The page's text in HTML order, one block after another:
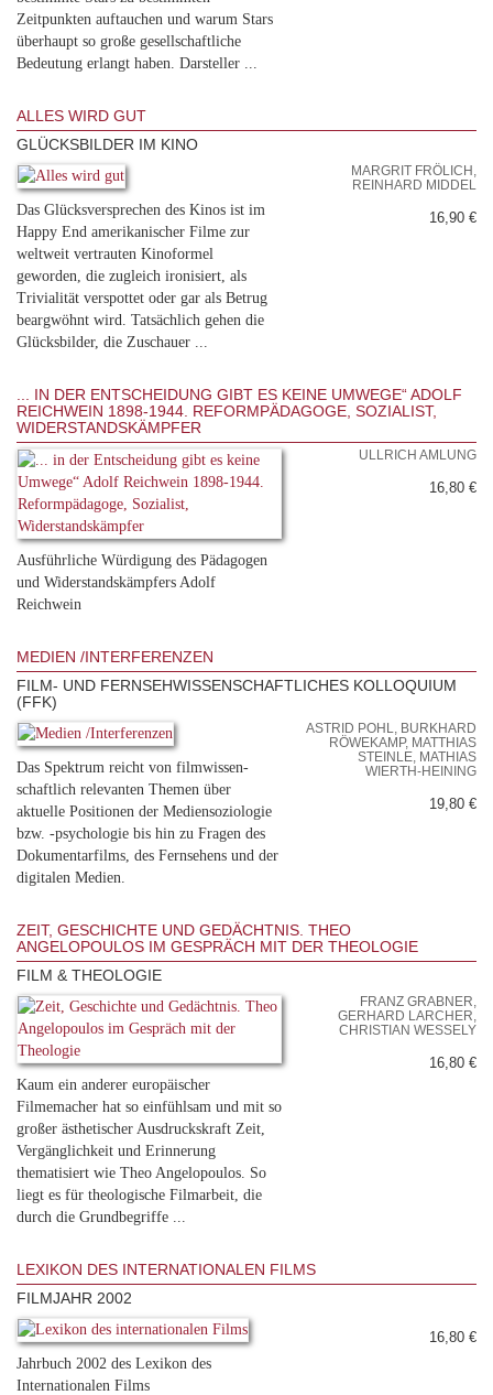
Zeitpunkten auftauchen und warum Stars
überhaupt so große gesellschaftliche
Bedeutung erlangt haben. Darsteller ...
ALLES WIRD GUT
GLÜCKSBILDER IM KINO
Das Glücksversprechen des Kinos ist im
Happy End amerikanischer Filme zur
weltweit vertrauten Kinoformel
geworden, die zugleich ironisiert, als
Trivialität verspottet oder gar als Betrug
beargwöhnt wird. Tatsächlich gehen die
Glücksbilder, die Zuschauer ...
MARGRIT FRÖLICH,
REINHARD MIDDEL
16,90 €
... IN DER ENTSCHEIDUNG GIBT ES KEINE UMWEGE“ ADOLF
REICHWEIN 1898-1944. REFORMPÄDAGOGE, SOZIALIST,
WIDERSTANDSKÄMPFER
Ausführliche Würdigung des Pädagogen
und Widerstandskämpfers Adolf
Reichwein
ULLRICH AMLUNG
16,80 €
MEDIEN /INTERFERENZEN
FILM- UND FERNSEHWISSENSCHAFTLICHES KOLLOQUIUM
(FFK)
Das Spektrum reicht von filmwissen-
schaftlich relevanten Themen über
aktuelle Positionen der Mediensoziologie
bzw. -psychologie bis hin zu Fragen des
Dokumentarfilms, des Fernsehens und der
digitalen Medien.
ASTRID POHL, BURKHARD
RÖWEKAMP, MATTHIAS
STEINLE, MATHIAS
WIERTH-HEINING
19,80 €
ZEIT, GESCHICHTE UND GEDÄCHTNIS. THEO
ANGELOPOULOS IM GESPRÄCH MIT DER THEOLOGIE
FILM & THEOLOGIE
Kaum ein anderer europäischer
Filmemacher hat so einfühlsam und mit so
großer ästhetischer Ausdruckskraft Zeit,
Vergänglichkeit und Erinnerung
thematisiert wie Theo Angelopoulos. So
liegt es für theologische Filmarbeit, die
durch die Grundbegriffe ...
FRANZ GRABNER,
GERHARD LARCHER,
CHRISTIAN WESSELY
16,80 €
LEXIKON DES INTERNATIONALEN FILMS
FILMJAHR 2002
Jahrbuch 2002 des Lexikon des
Internationalen Films
16,80 €